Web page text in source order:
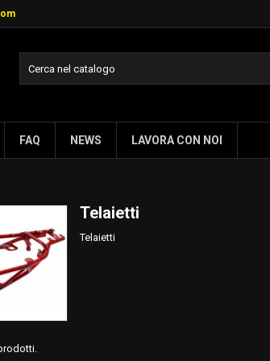
FAQ NEWS LAVORA CON NOI
Telaietti
Telaietti